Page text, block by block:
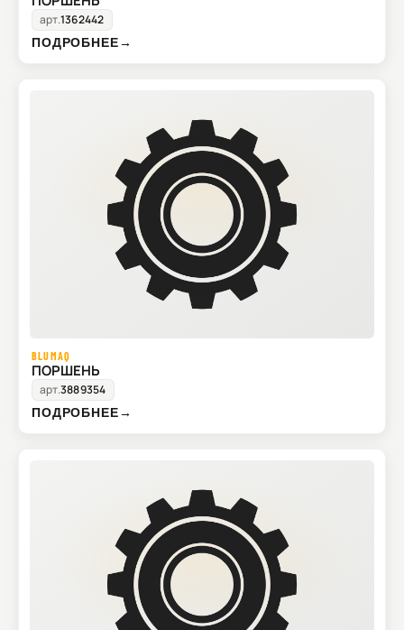
арт.1362442
ПОДРОБНЕЕ→
BLUMAQ
ПОРШЕНЬ
арт.3889354
ПОДРОБНЕЕ→